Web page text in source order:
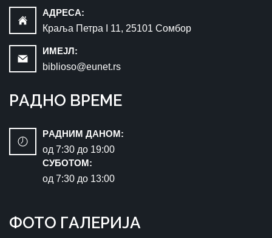
AДРEСA:
Краља Петра I 11, 25101 Сомбор
ИМEЈЛ:
biblioso@eunet.rs
РAДНO ВРЕМЕ
РAДНИМ ДАНОМ:
oд 7:30 до 19:00
СУБОТОМ:
oд 7:30 до 13:00
ФOTO ГAЛЕРИЈA